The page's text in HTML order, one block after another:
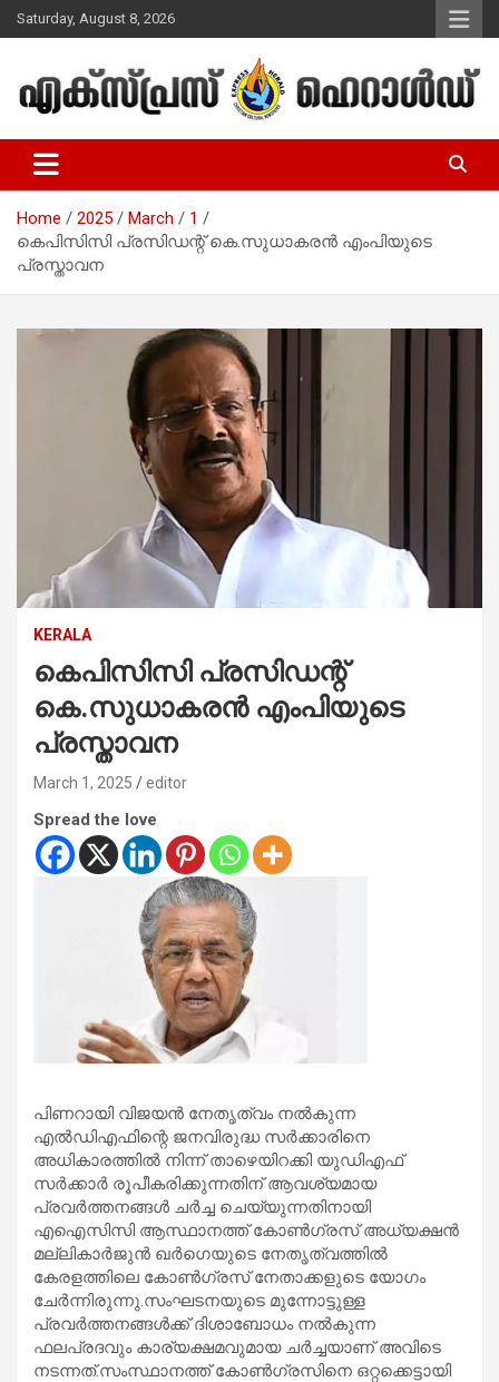
Skip
to
Saturday, August 8, 2026
Express Herald – Malayalam
Christian News
Home 2025 March
1
കെപിസിസി പ്രസിഡന്റ് കെ.സുധാകരന്‍ എംപിയുടെ
പ്രസ്താവന
KERALA
കെപിസിസി പ്രസിഡന്റ്
കെ.സുധാകരന്‍ എംപിയുടെ
പ്രസ്താവന
March 1, 2025 editor
Spread the love
പിണറായി വിജയന്‍ നേതൃത്വം നല്‍കുന്ന
എല്‍ഡിഎഫിന്റെ ജനവിരുദ്ധ സര്‍ക്കാരിനെ
അധികാരത്തില്‍ നിന്ന് താഴെയിറക്കി യുഡിഎഫ്
സര്‍ക്കാര്‍ രൂപീകരിക്കുന്നതിന് ആവശ്യമായ
പ്രവര്‍ത്തനങ്ങള്‍ ചര്‍ച്ച ചെയ്യുന്നതിനായി
എഐസിസി ആസ്ഥാനത്ത് കോണ്‍ഗ്രസ് അധ്യക്ഷന്‍
മല്ലികാര്‍ജുന്‍ ഖര്‍ഗെയുടെ നേതൃത്വത്തില്‍
കേരളത്തിലെ കോണ്‍ഗ്രസ് നേതാക്കളുടെ യോഗം
ചേര്‍ന്നിരുന്നു.സംഘടനയുടെ മുന്നോട്ടുള്ള
പ്രവര്‍ത്തനങ്ങള്‍ക്ക് ദിശാബോധം നല്‍കുന്ന
ഫലപ്രദവും കാര്യക്ഷമവുമായ ചര്‍ച്ചയാണ് അവിടെ
നടന്നത്.സംസ്ഥാനത്ത് കോണ്‍ഗ്രസിനെ ഒറ്റക്കെട്ടായി